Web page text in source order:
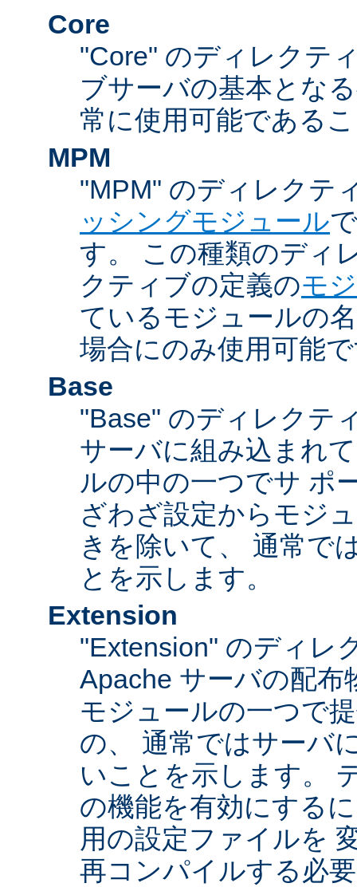
Core
"Core" のディレクテ
ブサーバの基本とな
常に使用可能である
MPM
"MPM" のディレクテ
ッシングモジュール
す。 この種類のディ
クティブの定義のモ
ているモジュールの
場合にのみ使用可能
Base
"Base" のディレクテ
サーバに組み込まれ
ルの中の一つでサ ポ
ざわざ設定からモジ
きを除いて、 通常で
とを示します。
Extension
"Extension" のディレ
Apache サーバの配布
モジュールの一つで
の、 通常ではサーバ
いことを示します。
の機能を有効にする
用の設定ファイルを
再コンパイルする必